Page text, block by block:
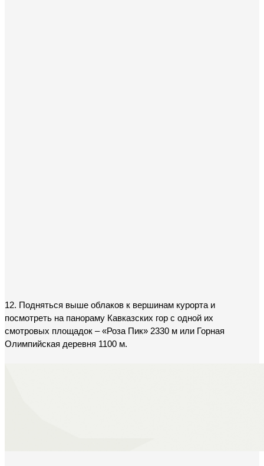
12. Подняться выше облаков к вершинам курорта и
посмотреть на панораму Кавказских гор с одной их
смотровых площадок – «Роза Пик» 2330 м или Горная
Олимпийская деревня 1100 м.